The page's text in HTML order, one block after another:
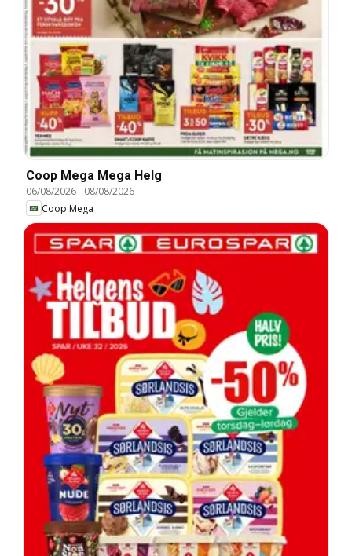
Coop Mega Mega Helg
06/08/2026- 08/08/2026
Coop Mega